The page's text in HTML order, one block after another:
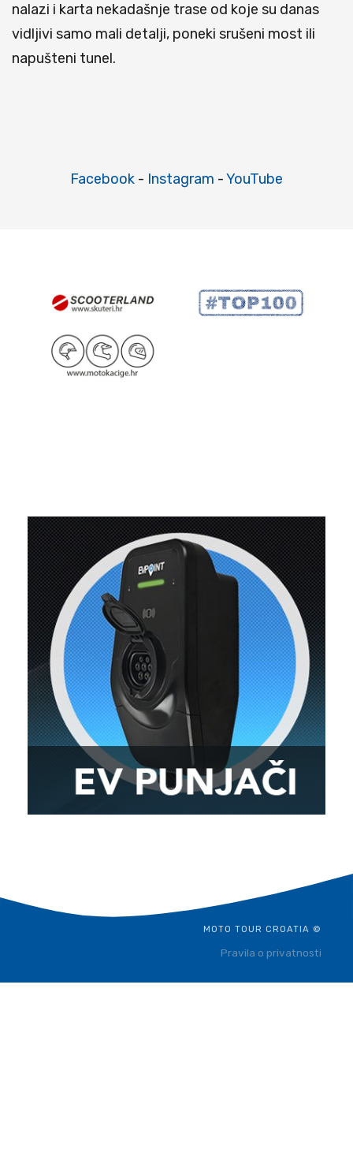
nalazi i karta nekadašnje trase od koje su danas
vidljivi samo mali detalji, poneki srušeni most ili
napušteni tunel.
Facebook - Instagram -YouTube
MOTO TOUR CROATIA ©
Pravila o privatnosti